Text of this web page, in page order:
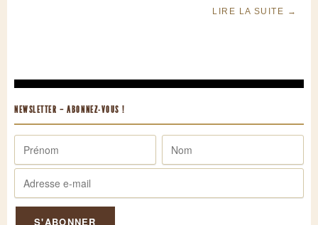
LIRE LA SUITE →
NEWSLETTER – ABONNEZ-VOUS !